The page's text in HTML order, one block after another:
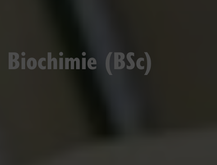
Biochimie (BSc)